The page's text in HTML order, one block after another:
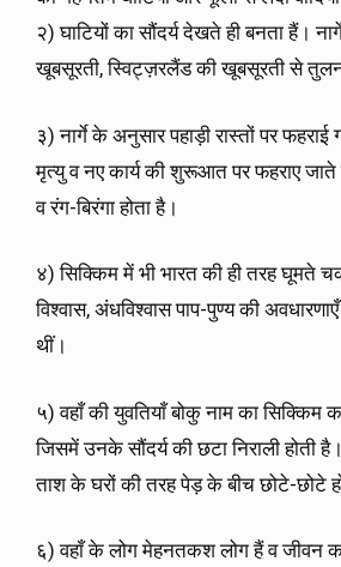
२) घाटियों का सौंदर्य देखते ही बनता हैं।
खूबसूरती, स्विट्ज़रलैंड की खूबसूरती से
३) नार्गे के अनुसार पहाड़ी रास्तों पर फहराई
मृत्यु व नए कार्य की शुरूआत पर फहराए
व रंग-बिरंगा होता है।
४) सिक्किम में भी भारत की ही तरह घूमते
विश्वास, अंधविश्वास पाप-पुण्य की
थीं।
५) वहाँ की युवतियाँ बोकु नाम का सिक्किम
जिसमें उनके सौंदर्य की छटा निराली होती
ताश के घरों की तरह पेड़ के बीच छोटे-छोटे
६) वहाँ के लोग मेहनतकश लोग हैं व जीवन